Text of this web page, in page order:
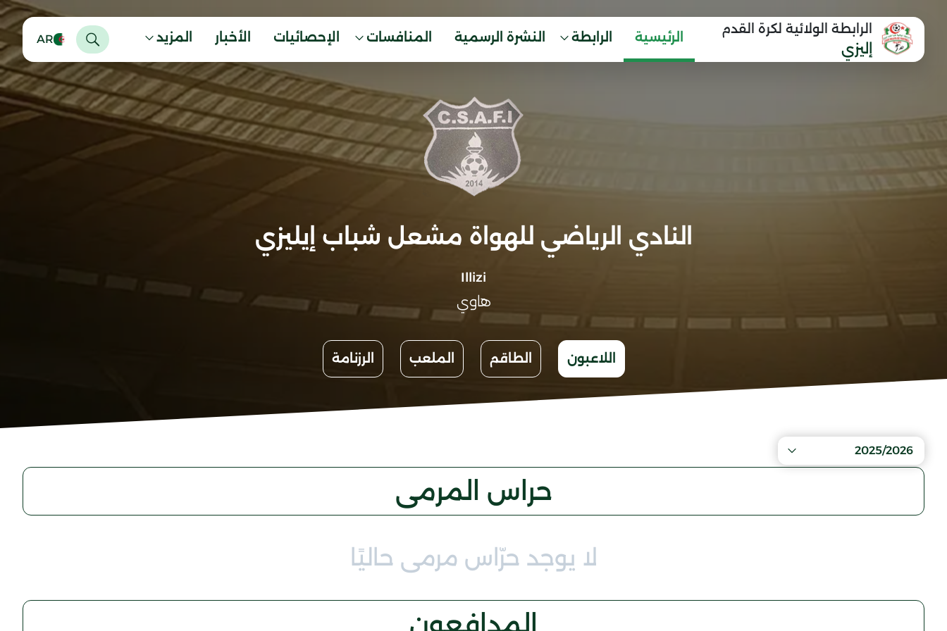
الرابطة الولائية لكرة القدم
إليزي
الرئيسية الرابطة النشرة الرسمية المنافسات الإحصائيات الأخبار المزيد AR
النادي الرياضي للهواة مشعل شباب إيليزي
Illizi
هاوي
اللاعبون الطاقم الملعب الرزنامة
2025/2026
حراس المرمى
لا يوجد حرّاس مرمى حاليًا
المدافعون